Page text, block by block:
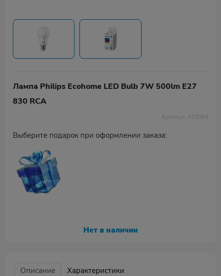
Лампа Philips Ecohome LED Bulb 7W 500lm E27
830 RCA
Артикул: 473564
Выберите подарок при оформлении заказа:
Нет в наличии
Описание Характеристики